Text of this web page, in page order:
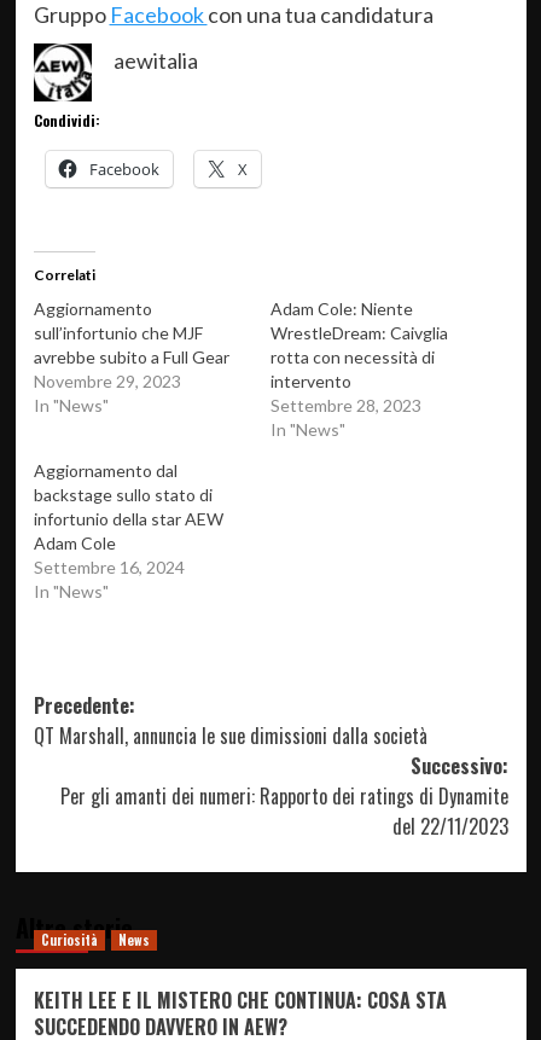
Gruppo Facebookcon una tua candidatura
aewitalia
Condividi:
Facebook X
Correlati
Aggiornamento
sull’infortunio che MJF
avrebbe subito a Full Gear
Novembre 29, 2023
In "News"
Adam Cole: Niente
WrestleDream: Caivglia
rotta con necessità di
intervento
Settembre 28, 2023
In "News"
Aggiornamento dal
backstage sullo stato di
infortunio della star AEW
Adam Cole
Settembre 16, 2024
In "News"
Navigazione
articolo
Precedente:
QT Marshall, annuncia le sue dimissioni dalla società
Successivo:
Per gli amanti dei numeri: Rapporto dei ratings di Dynamite
del 22/11/2023
Altre storie
Curiosità News
KEITH LEE E IL MISTERO CHE CONTINUA: COSA STA
SUCCEDENDO DAVVERO IN AEW?